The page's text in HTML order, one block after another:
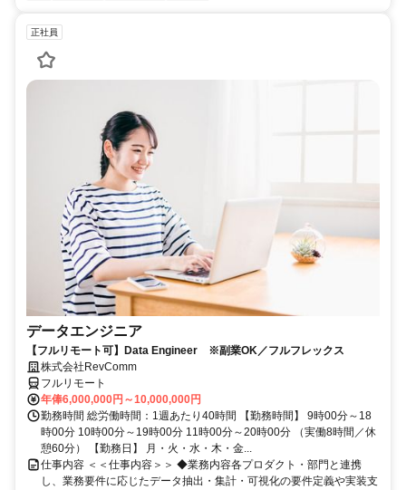
正社員
データエンジニア
【フルリモート可】Data Engineer ※副業OK／フルフレックス
株式会社RevComm
フルリモート
年俸6,000,000円～10,000,000円
勤務時間 総労働時間：1週あたり40時間 【勤務時間】 9時00分～18
時00分 10時00分～19時00分 11時00分～20時00分 （実働8時間／休
憩60分） 【勤務日】 月・火・水・木・金...
仕事内容 ＜＜仕事内容＞＞ ◆業務内容各プロダクト・部門と連携
し、業務要件に応じたデータ抽出・集計・可視化の要件定義や実装支